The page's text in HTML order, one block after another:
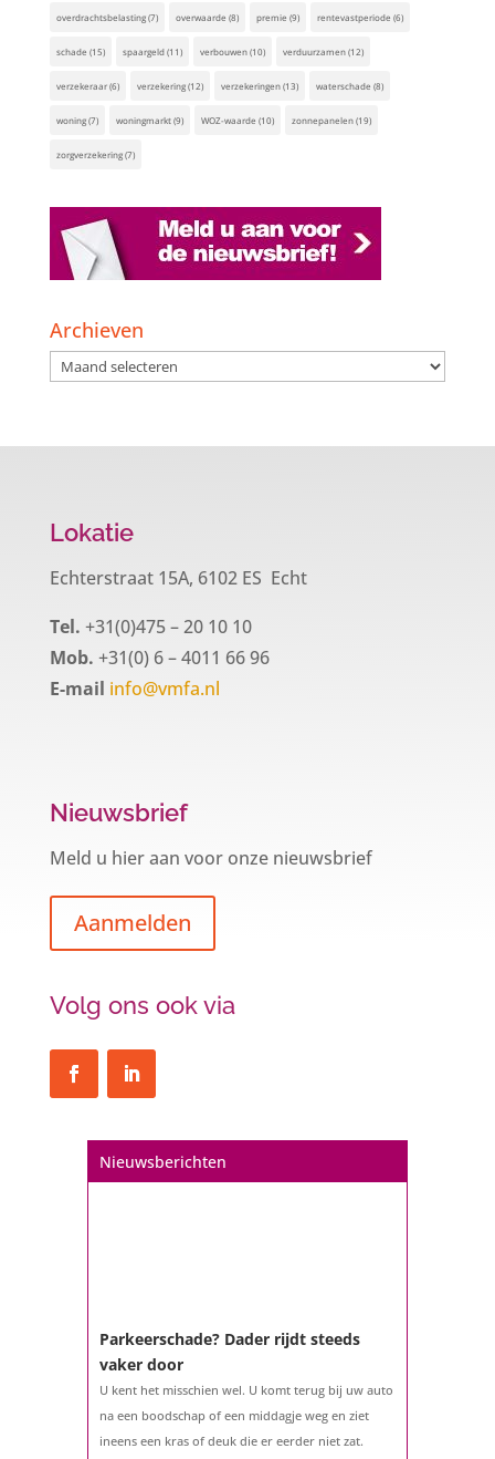
overdrachtsbelasting(7) overwaarde (8) premie (9) rentevastperiode (6)
schade (15) spaargeld(11) verbouwen(10) verduurzamen(12)
verzekeraar(6) verzekering(12) verzekeringen(13) waterschade (8)
woning(7) woningmarkt(9) WOZ-waarde (10) zonnepanelen(19)
zorgverzekering(7)
Archieven
Archieven
Lokatie
Echterstraat 15A, 6102 ES Echt
Tel. +31(0)475 – 20 10 10
Mob. +31(0) 6 – 4011 66 96
E-mail info@vmfa.nl
Nieuwsbrief
Meld u hier aan voor onze nieuwsbrief
Aanmelden
Volg ons ook via
Nieuwsberichten
Parkeerschade? Dader rijdt steeds
vaker door
U kent het misschien wel. U komt terug bij uw auto
na een boodschap of een middagje weg en ziet
ineens een kras of deuk die er eerder niet zat.